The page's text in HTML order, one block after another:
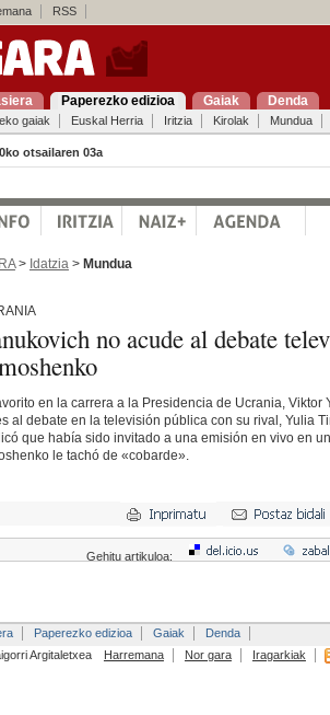
RSS
Paperezko edizioa Gaiak Denda
gaiak Euskal Herria Iritzia Kirolak Mundua
otsailaren 03a
> Idatzia > Mundua
no acude al debate
en la carrera a la Presidencia de Ucrania, Viktor
al debate en la televisión pública con su rival, Yulia
que había sido invitado a una emisión en vivo en
le tachó de «cobarde».
Gehitu artikuloa:
Paperezko edizioa Gaiak
Denda
Argitaletxea
Harremana Nor gara Iragarkiak